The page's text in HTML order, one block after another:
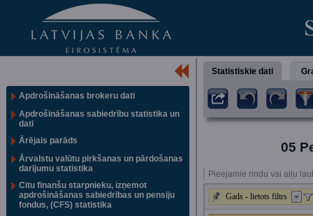
Apdrošināšanas brokeru dati
Apdrošināšanas sabiedrību statistika un
dati
Ārējais parāds
Ārvalstu valūtu pirkšanas un pārdošanas
darījumu statistika
Citu finanšu starpnieku, izņemot
apdrošināšanas sabiedrības un pensiju
fondus, (CFS) statistika
Statistiskie dati
05
Pieejamie rindu vai aiļu
Gads - lietots filtrs